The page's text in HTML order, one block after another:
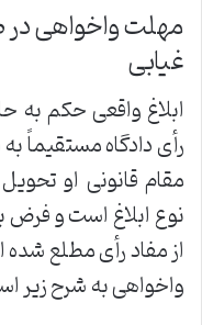
مهلت واخواهی
غیابی
ابلاغ واقعی حکم به
رأی دادگاه مستقیماً
مقام قانونی او
نوع ابلاغ است و
از مفاد رأی مطلع
واخواهی به شرح زیر